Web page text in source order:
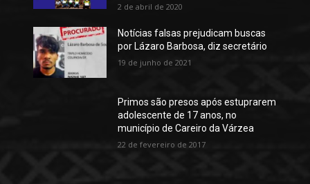
2 de abril de 2020
Notícias falsas prejudicam buscas
por Lázaro Barbosa, diz secretário
19 de junho de 2021
Primos são presos após estuprarem
adolescente de 17 anos, no
município de Careiro da Várzea
22 de fevereiro de 2017